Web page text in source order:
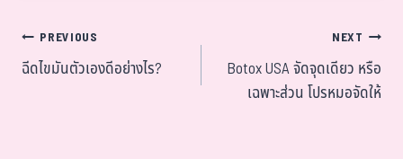
PREVIOUS
ฉีดไขมันตัวเองดีอย่างไร?
NEXT
Botox USA จัดจุดเดียว หรือ
เฉพาะส่วน โปรหมอจัดให้